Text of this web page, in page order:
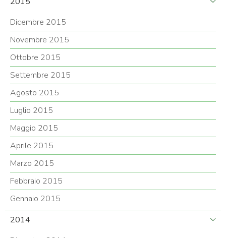
Dicembre 2015
Novembre 2015
Ottobre 2015
Settembre 2015
Agosto 2015
Luglio 2015
Maggio 2015
Aprile 2015
Marzo 2015
Febbraio 2015
Gennaio 2015
2014